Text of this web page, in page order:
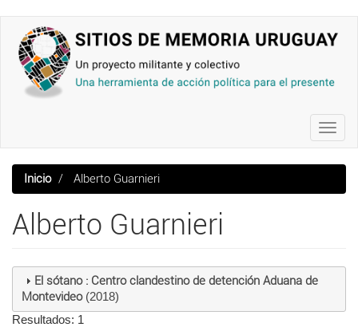
contenido
principal
Inicio Alberto Guarnieri
Alberto Guarnieri
El sótano : Centro clandestino de detención Aduana de
Montevideo(2018)
Resultados: 1